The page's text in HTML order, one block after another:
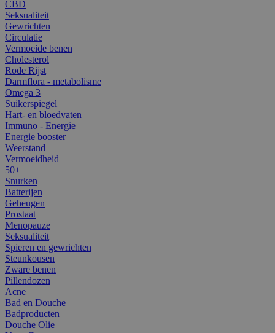
CBD
Seksualiteit
Gewrichten
Circulatie
Vermoeide benen
Cholesterol
Rode Rijst
Darmflora - metabolisme
Omega 3
Suikerspiegel
Hart- en bloedvaten
Immuno - Energie
Energie booster
Weerstand
Vermoeidheid
50+
Snurken
Batterijen
Geheugen
Prostaat
Menopauze
Seksualiteit
Spieren en gewrichten
Steunkousen
Zware benen
Pillendozen
Acne
Bad en Douche
Badproducten
Douche Olie